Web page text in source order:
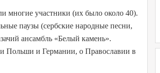
многие участники (их было около 40).
паузы (сербские народные песни,
ансамбль «Белый камень».
Польши и Германии, о Православии в